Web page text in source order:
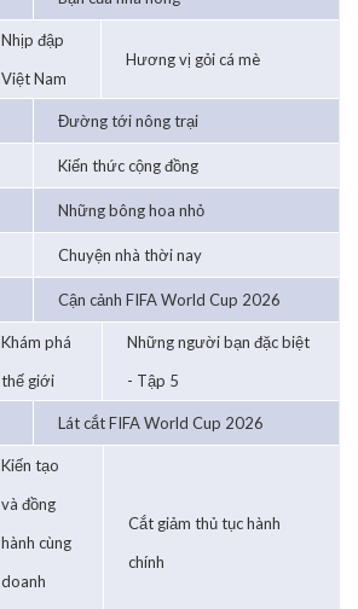
Nhịp đập
Việt Nam
Hương vị gỏi cá mè
Đường tới nông trại
Kiến thức cộng đồng
Những bông hoa nhỏ
Chuyện nhà thời nay
Cận cảnh FIFA World Cup 2026
Khám phá
thế giới
Những người bạn đặc biệt
- Tập 5
Lát cắt FIFA World Cup 2026
Kiến tạo
và đồng
hành cùng
doanh
Cắt giảm thủ tục hành
chính